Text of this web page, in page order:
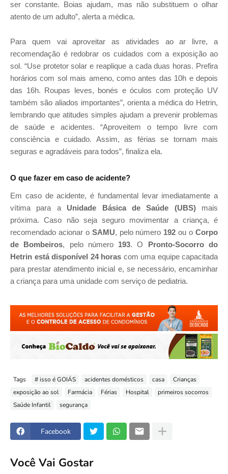
ser constante. Boias ajudam, mas não substituem o olhar
atento de um adulto”, alerta a médica.
Para quem vai aproveitar as atividades ao ar livre, a
recomendação é redobrar os cuidados com a exposição ao
sol. “Use protetor solar e reaplique a cada duas horas. Prefira
horários com sol mais ameno, como antes das 10h e depois
das 16h. Roupas leves, bonés e óculos com proteção UV
também são aliados importantes”, orienta a médica do Hetrin,
lembrando que atitudes simples ajudam a prevenir problemas
de saúde e acidentes. “Aproveitem o tempo livre com
consciência e cuidado. Assim, as férias se tornam mais
seguras e agradáveis para todos”, finaliza ela.
O que fazer em caso de acidente?
Em caso de acidente, é fundamental levar imediatamente a
vítima para a Unidade Básica de Saúde (UBS)mais
próxima. Caso não seja seguro movimentar a criança, é
recomendado acionar o SAMU, pelo número 192 ou oCorpo
de Bombeiros, pelo número 193. O
Pronto-Socorro do
Hetrin está disponível 24 horas com uma equipe capacitada
para prestar atendimento inicial e, se necessário, encaminhar
a criança para uma unidade com serviço de pediatria.
Tags # isso é GOIÁS acidentes domésticos casa
Crianças
exposição ao sol
Farmácia Férias Hospital
primeiros socorros
Saúde Infantil
segurança
Facebook
Você Vai Gostar